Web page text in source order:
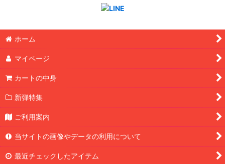
ホーム
マイページ
カートの中身
新弾特集
ご利用案内
当サイトの画像やデータの利用について
最近チェックしたアイテム